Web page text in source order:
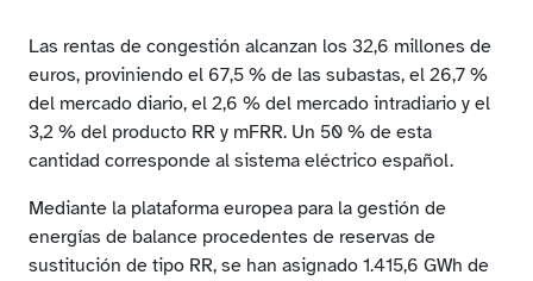
Las rentas de congestión alcanzan los 32,6 millones de
euros, proviniendo el 67,5 % de las subastas, el 26,7 %
del mercado diario, el 2,6 % del mercado intradiario y el
3,2 % del producto RR y mFRR. Un 50 % de esta
cantidad corresponde al sistema eléctrico español.
Mediante la plataforma europea para la gestión de
energías de balance procedentes de reservas de
sustitución de tipo RR, se han asignado 1.415,6 GWh de